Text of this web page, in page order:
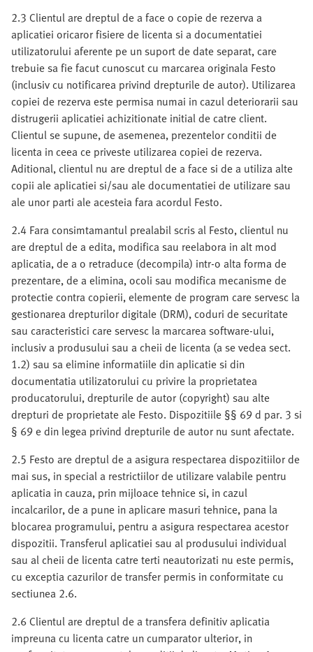
2.3 Clientul are dreptul de a face o copie de rezerva a
aplicatiei oricaror fisiere de licenta si a documentatiei
utilizatorului aferente pe un suport de date separat, care
trebuie sa fie facut cunoscut cu marcarea originala Festo
(inclusiv cu notificarea privind drepturile de autor). Utilizarea
copiei de rezerva este permisa numai in cazul deteriorarii sau
distrugerii aplicatiei achizitionate initial de catre client.
Clientul se supune, de asemenea, prezentelor conditii de
licenta in ceea ce priveste utilizarea copiei de rezerva.
Aditional, clientul nu are dreptul de a face si de a utiliza alte
copii ale aplicatiei si/sau ale documentatiei de utilizare sau
ale unor parti ale acesteia fara acordul Festo.
2.4 Fara consimtamantul prealabil scris al Festo, clientul nu
are dreptul de a edita, modifica sau reelabora in alt mod
aplicatia, de a o retraduce (decompila) intr-o alta forma de
prezentare, de a elimina, ocoli sau modifica mecanisme de
protectie contra copierii, elemente de program care servesc la
gestionarea drepturilor digitale (DRM), coduri de securitate
sau caracteristici care servesc la marcarea software-ului,
inclusiv a produsului sau a cheii de licenta (a se vedea sect.
1.2) sau sa elimine informatiile din aplicatie si din
documentatia utilizatorului cu privire la proprietatea
producatorului, drepturile de autor (copyright) sau alte
drepturi de proprietate ale Festo. Dispozitiile §§ 69 d par. 3 si
§ 69 e din legea privind drepturile de autor nu sunt afectate.
2.5 Festo are dreptul de a asigura respectarea dispozitiilor de
mai sus, in special a restrictiilor de utilizare valabile pentru
aplicatia in cauza, prin mijloace tehnice si, in cazul
incalcarilor, de a pune in aplicare masuri tehnice, pana la
blocarea programului, pentru a asigura respectarea acestor
dispozitii. Transferul aplicatiei sau al produsului individual
sau al cheii de licenta catre terti neautorizati nu este permis,
cu exceptia cazurilor de transfer permis in conformitate cu
sectiunea 2.6.
2.6 Clientul are dreptul de a transfera definitiv aplicatia
impreuna cu licenta catre un cumparator ulterior, in